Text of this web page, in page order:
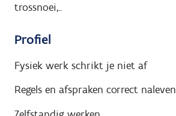
trossnoei,..
Profiel
Fysiek werk schrikt je niet af
Regels en afspraken correct naleven